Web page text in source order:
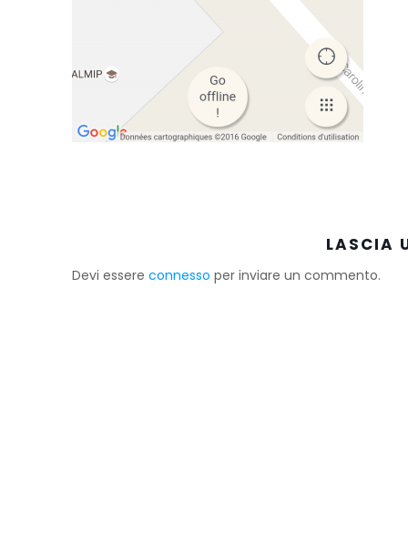
LASCIA
Devi essere connesso per inviare un commento.